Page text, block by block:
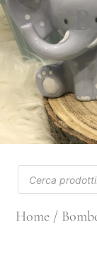
Home /